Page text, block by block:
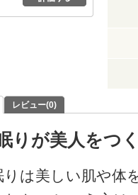
レビュー(0)
りが美人をつ
りは美しい肌や体